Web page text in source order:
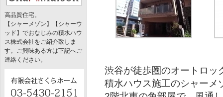
高品質住宅。
【シャーメゾン】【シャーウ
ッド】でおなじみの積水ハウ
ス株式会社をご紹介致しま
す。ご興味ある方は下記へご
連絡ください。
渋谷が徒歩圏のオートロッ
積水ハウス施工のシャーメ